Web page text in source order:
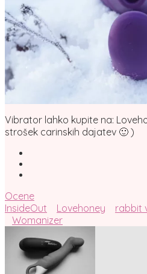
Vibrator lahko kupite na:
strošek carinskih dajatev 🙂 )
Ocene
InsideOut
Lovehoney rabbit
Womanizer